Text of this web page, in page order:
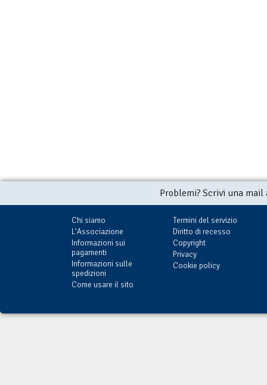
Problemi? Scrivi una
Chi siamo
L'Associazione
Informazioni sui
pagamenti
Informazioni sulle
spedizioni
Come usare il sito
Termini del servizio
Diritto di recesso
Copyright
Privacy
Cookie policy